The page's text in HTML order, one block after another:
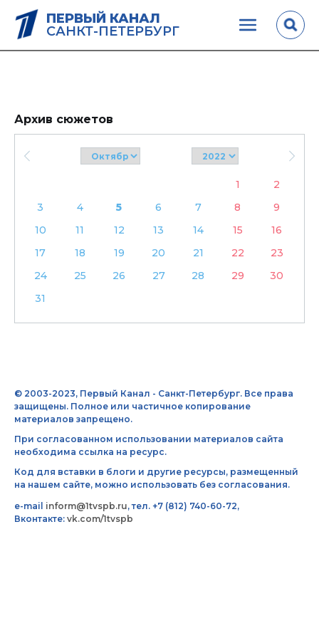
ПЕРВЫЙ КАНАЛ
САНКТ-ПЕТЕРБУРГ
Архив сюжетов
1
2
3
4 5 6 7 8
9
10
11 12 13 14 15
16
17
18 19 20 21 22
23
24
25 26 27 28 29
30
31
© 2003-2023, Первый Канал - Санкт-Петербург. Все права
защищены. Полное или частичное копирование
материалов запрещено.
При согласованном использовании материалов сайта
необходима ссылка на ресурс.
Код для вставки в блоги и другие ресурсы, размещенный
на нашем сайте, можно использовать без согласования.
e-mail inform@1tvspb.ru, тел. +7 (812) 740-60-72,
Вконтакте: vk.com/1tvspb